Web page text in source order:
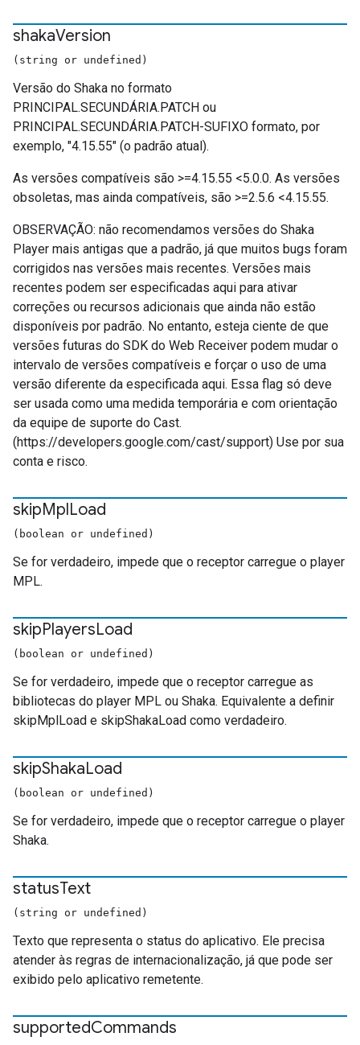
shakaVersion
(string or undefined)
Versão do Shaka no formato
PRINCIPAL.SECUNDÁRIA.PATCH ou
PRINCIPAL.SECUNDÁRIA.PATCH-SUFIXO formato, por
exemplo, "4.15.55" (o padrão atual).
As versões compatíveis são >=4.15.55 <5.0.0. As versões
obsoletas, mas ainda compatíveis, são >=2.5.6 <4.15.55.
OBSERVAÇÃO: não recomendamos versões do Shaka
Player mais antigas que a padrão, já que muitos bugs foram
corrigidos nas versões mais recentes. Versões mais
recentes podem ser especificadas aqui para ativar
correções ou recursos adicionais que ainda não estão
disponíveis por padrão. No entanto, esteja ciente de que
versões futuras do SDK do Web Receiver podem mudar o
intervalo de versões compatíveis e forçar o uso de uma
versão diferente da especificada aqui. Essa flag só deve
ser usada como uma medida temporária e com orientação
da equipe de suporte do Cast.
(https://developers.google.com/cast/support) Use por sua
conta e risco.
skipMplLoad
(boolean or undefined)
Se for verdadeiro, impede que o receptor carregue o player
MPL.
skipPlayersLoad
(boolean or undefined)
Se for verdadeiro, impede que o receptor carregue as
bibliotecas do player MPL ou Shaka. Equivalente a definir
skipMplLoad e skipShakaLoad como verdadeiro.
skipShakaLoad
(boolean or undefined)
Se for verdadeiro, impede que o receptor carregue o player
Shaka.
statusText
(string or undefined)
Texto que representa o status do aplicativo. Ele precisa
atender às regras de internacionalização, já que pode ser
exibido pelo aplicativo remetente.
supportedCommands